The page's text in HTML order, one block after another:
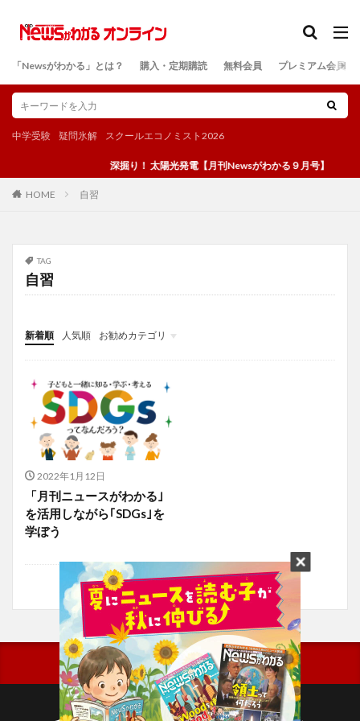
「Newsがわかる」とは？ 購入・定期購読 無料会員 プレミアム会員
中学受験 疑問氷解 スクールエコノミスト2026
深掘り！ 太陽光発電【月刊Newsがわかる９月号】
HOME 自習
TAG
自習
新着順 人気順
お勧めカテゴリ
投稿
学び
マンガ
電子書籍
2022年1月12日
「月刊ニュースがわかる｣
を活用しながら｢SDGs｣を
学ぼう
検索